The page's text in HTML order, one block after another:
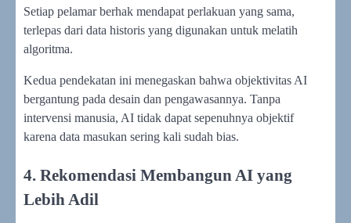
Setiap pelamar berhak mendapat perlakuan yang sama,
terlepas dari data historis yang digunakan untuk melatih
algoritma.
Kedua pendekatan ini menegaskan bahwa objektivitas AI
bergantung pada desain dan pengawasannya. Tanpa
intervensi manusia, AI tidak dapat sepenuhnya objektif
karena data masukan sering kali sudah bias.
4. Rekomendasi Membangun AI yang
Lebih Adil